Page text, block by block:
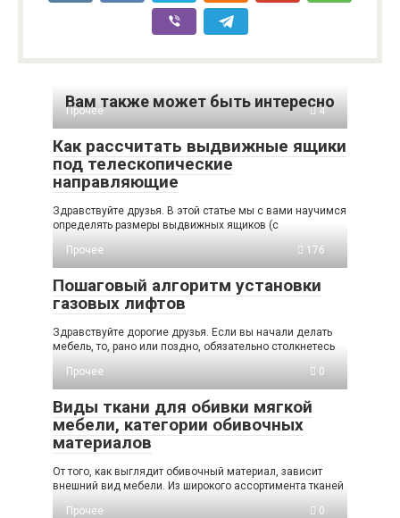
Вам также может быть интересно
Прочее 4
Как рассчитать выдвижные ящики
под телескопические
направляющие
Здравствуйте друзья. В этой статье мы с вами научимся
определять размеры выдвижных ящиков (с
Прочее
176
Пошаговый алгоритм установки
газовых лифтов
Здравствуйте дорогие друзья. Если вы начали делать
мебель, то, рано или поздно, обязательно столкнетесь
Прочее
0
Виды ткани для обивки мягкой
мебели, категории обивочных
материалов
От того, как выглядит обивочный материал, зависит
внешний вид мебели. Из широкого ассортимента тканей
Прочее
0